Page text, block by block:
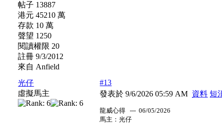
帖子 13887
港元 45210 萬
存款 10 萬
聲望 1250
閱讀權限 20
註冊 9/3/2012
來自 Anfield
光仔
虛擬馬主
#13
發表於 9/6/2026 05:59 AM 資料 短
龍威心得 --- 06/05/2026
馬主：光仔